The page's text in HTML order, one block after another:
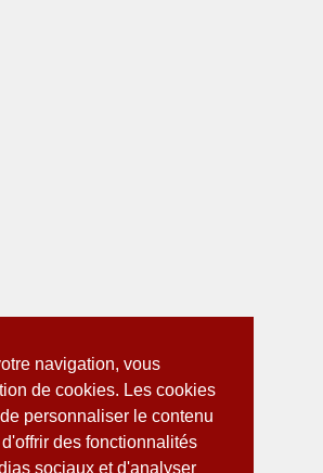
navigation, vous
de cookies. Les cookies
personnaliser le contenu
des fonctionnalités
sociaux et d'analyser